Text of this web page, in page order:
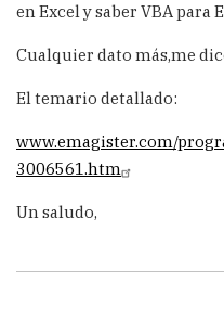
en Excel y saber VBA para
Cualquier dato más,me
El temario detallado:
www.emagister.com/
3006561.htm
Un saludo,